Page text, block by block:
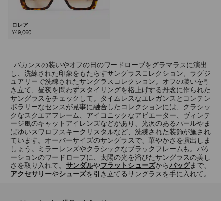
ロレア
¥49,060
バカンスの装いやオフの日のワードローブをグラマラスに演出
し、洗練された印象をもたらすサングラスコレクション。ラグジ
ュアリーで洗練されたサングラスコレクション。オフの装いを引
き立て、昼夜を問わずスタイリングを格上げする丹念に作られた
サングラスをチェックして。タイムレスなエレガンスとコンテン
ポラリーなセンスが見事に融合したコレクションには、クラシッ
クなスクエアフレーム、アイコニックなアビエーター、ヴィンテ
ージ風のキャットアイレンズなどがあり、光沢のあるパールやま
ばゆいスワロフスキークリスタルなど、洗練された装飾が施され
ています。オーバーサイズのサングラスで、華やかさを演出しま
しょう。ミラーレンズやクラシックなブラックフレームも。バケ
ーションのワードローブに、太陽の光を浴びたサングラスの美し
さを取り入れて。 サンダルやフラットシューズからバッグまで、
アクセサリーやシューズを引き立てるサングラスを手に入れて。